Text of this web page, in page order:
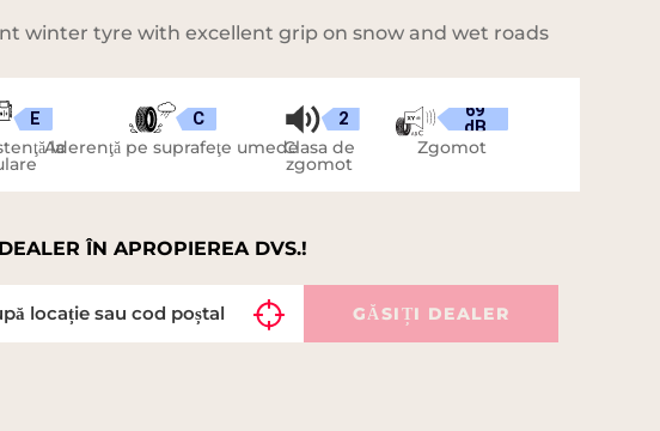
winter tyre with excellent grip on snow and wet roads
E
la
C
Aderenţă pe suprafeţe umede
2
Clasa de
zgomot
69
dB
Zgomot
ÎN APROPIEREA DVS.!
GĂSIȚI DEALER